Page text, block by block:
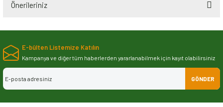
Önerileriniz
Bu ürünün fiyat bilgisi, resim, ürün açıklamalarında ve diğer konularda
iletebilirsiniz.
Görüş ve önerileriniz için teşekkür ederiz.
Ürün resmi kalitesiz, bozuk veya görüntülenemiyor.
E-bülten Listemize Katılın
Kampanya ve diğer tüm haberlerden yararlanabilmek için kayıt olabilirsiniz
GÖNDER